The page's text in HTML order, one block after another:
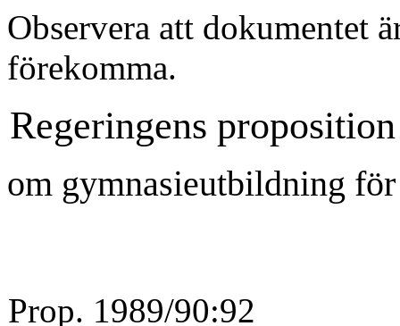
Observera att dokumentet
förekomma.
Regeringens
om gymnasieutbildning
Prop. 1989/90:92